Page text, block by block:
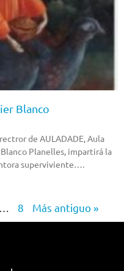
Blanco
de AULADADE, Aula
Planelles, impartirá la
superviviente….
… 8 Más antiguo »